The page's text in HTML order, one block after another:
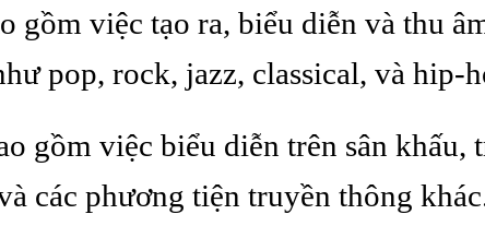
gồm việc tạo ra, biểu diễn và thu
pop, rock, jazz, classical, và hip-
gồm việc biểu diễn trên sân khấu,
các phương tiện truyền thông